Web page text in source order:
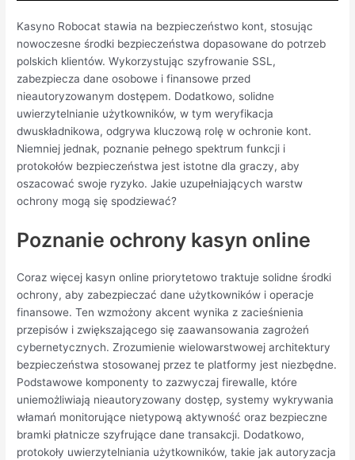
Kasyno Robocat stawia na bezpieczeństwo kont, stosując
nowoczesne środki bezpieczeństwa dopasowane do potrzeb
polskich klientów. Wykorzystując szyfrowanie SSL,
zabezpiecza dane osobowe i finansowe przed
nieautoryzowanym dostępem. Dodatkowo, solidne
uwierzytelnianie użytkowników, w tym weryfikacja
dwuskładnikowa, odgrywa kluczową rolę w ochronie kont.
Niemniej jednak, poznanie pełnego spektrum funkcji i
protokołów bezpieczeństwa jest istotne dla graczy, aby
oszacować swoje ryzyko. Jakie uzupełniających warstw
ochrony mogą się spodziewać?
Poznanie ochrony kasyn online
Coraz więcej kasyn online priorytetowo traktuje solidne środki
ochrony, aby zabezpieczać dane użytkowników i operacje
finansowe. Ten wzmożony akcent wynika z zacieśnienia
przepisów i zwiększającego się zaawansowania zagrożeń
cybernetycznych. Zrozumienie wielowarstwowej architektury
bezpieczeństwa stosowanej przez te platformy jest niezbędne.
Podstawowe komponenty to zazwyczaj firewalle, które
uniemożliwiają nieautoryzowany dostęp, systemy wykrywania
włamań monitorujące nietypową aktywność oraz bezpieczne
bramki płatnicze szyfrujące dane transakcji. Dodatkowo,
protokoły uwierzytelniania użytkowników, takie jak autoryzacja